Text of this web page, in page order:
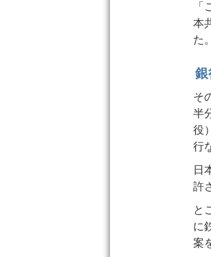
本
た。
銀
そ
半
役
行
日
許
と
に
案